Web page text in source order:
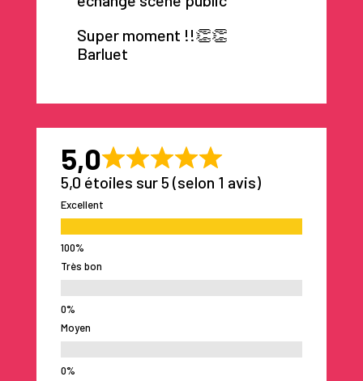
Super moment !!👏👏
Barluet
5,0
5,0 étoiles sur 5 (selon 1 avis)
Excellent
Très bon
Moyen